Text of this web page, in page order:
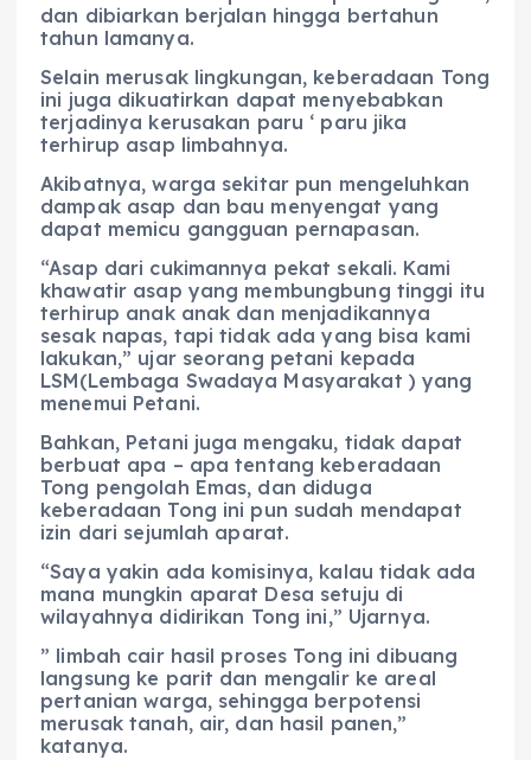
dan dibiarkan berjalan hingga bertahun
tahun lamanya.
Selain merusak lingkungan, keberadaan Tong
ini juga dikuatirkan dapat menyebabkan
terjadinya kerusakan paru ‘ paru jika
terhirup asap limbahnya.
Akibatnya, warga sekitar pun mengeluhkan
dampak asap dan bau menyengat yang
dapat memicu gangguan pernapasan.
“Asap dari cukimannya pekat sekali. Kami
khawatir asap yang membungbung tinggi itu
terhirup anak anak dan menjadikannya
sesak napas, tapi tidak ada yang bisa kami
lakukan,” ujar seorang petani kepada
LSM(Lembaga Swadaya Masyarakat ) yang
menemui Petani.
Bahkan, Petani juga mengaku, tidak dapat
berbuat apa – apa tentang keberadaan
Tong pengolah Emas, dan diduga
keberadaan Tong ini pun sudah mendapat
izin dari sejumlah aparat.
“Saya yakin ada komisinya, kalau tidak ada
mana mungkin aparat Desa setuju di
wilayahnya didirikan Tong ini,” Ujarnya.
” limbah cair hasil proses Tong ini dibuang
langsung ke parit dan mengalir ke areal
pertanian warga, sehingga berpotensi
merusak tanah, air, dan hasil panen,”
katanya.